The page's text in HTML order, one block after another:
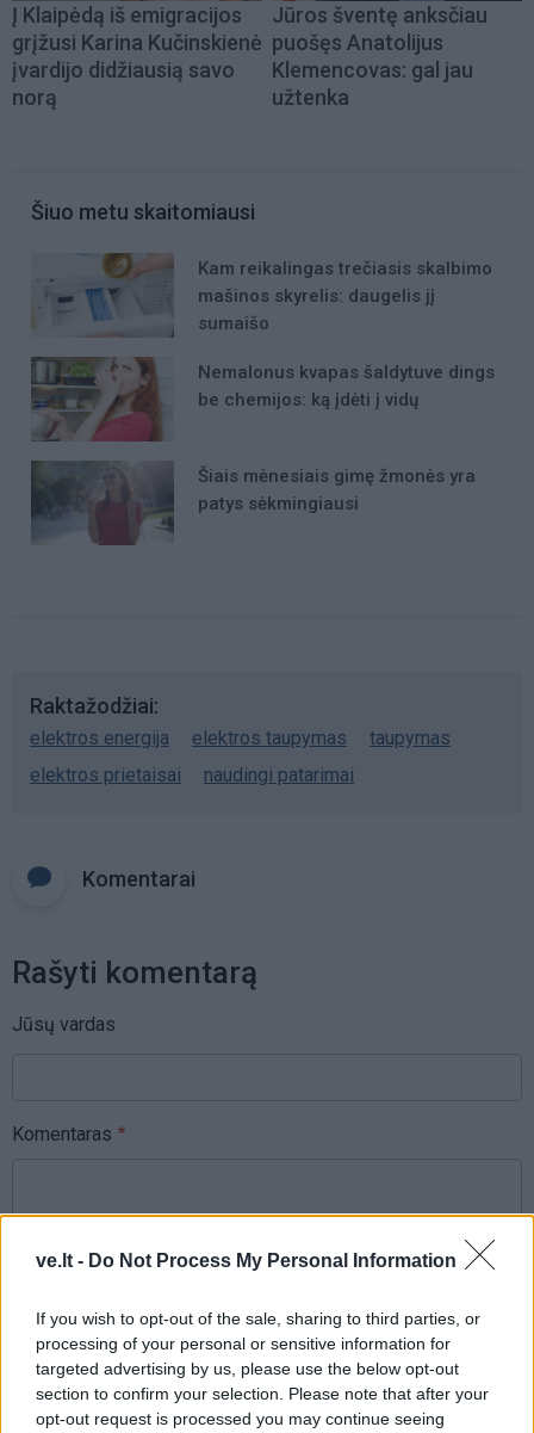
ve.lt - Do Not Process My Personal Information
If you wish to opt-out of the sale, sharing to third parties, or
processing of your personal or sensitive information for
targeted advertising by us, please use the below opt-out
section to confirm your selection. Please note that after your
opt-out request is processed you may continue seeing
Į Klaipėdą iš emigracijos
grįžusi Karina Kučinskienė
įvardijo didžiausią savo
norą
Jūros šventę anksčiau
puošęs Anatolijus
Klemencovas: gal jau
užtenka
Šiuo metu skaitomiausi
Kam reikalingas trečiasis skalbimo
mašinos skyrelis: daugelis jį
sumaišo
Nemalonus kvapas šaldytuve dings
be chemijos: ką įdėti į vidų
Šiais mėnesiais gimę žmonės yra
patys sėkmingiausi
Raktažodžiai
elektros energija elektros taupymas
taupymas
elektros prietaisai
naudingi patarimai
Komentarai
Rašyti komentarą
Jūsų vardas
Komentaras
Sutinku sutaisyklėmis
This site is protected by
reCAPTCHA and the Google